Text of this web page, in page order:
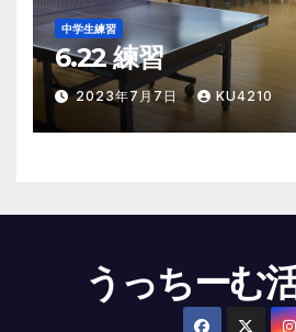
中学生練習
6.22 練習
2023年7月7日 KU4210
うっちーむ